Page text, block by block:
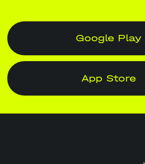
Google Play
App Store